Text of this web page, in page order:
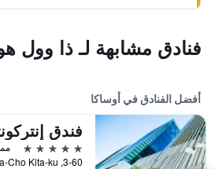
فنادق مشابهة لـ ذا وول
أفضل الفنادق في أوساكا
5 نجوم